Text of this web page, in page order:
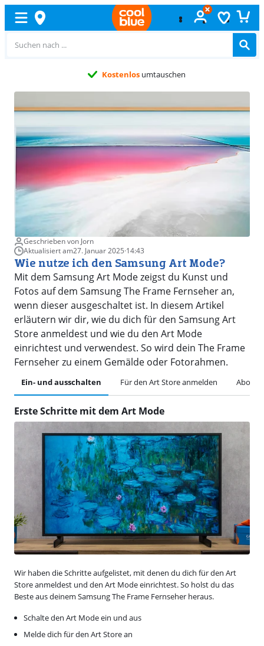
Kostenlos umtauschen
Geschrieben von Jorn
Aktualisiert am27. Januar 2025·14:43
Wie nutze ich den Samsung Art Mode?
Mit dem Samsung Art Mode zeigst du Kunst und
Fotos auf dem Samsung The Frame Fernseher an,
wenn dieser ausgeschaltet ist. In diesem Artikel
erläutern wir dir, wie du dich für den Samsung Art
Store anmeldest und wie du den Art Mode
einrichtest und verwendest. So wird dein The Frame
Fernseher zu einem Gemälde oder Fotorahmen.
Ein- und ausschalten Für den Art Store anmelden Abo
Erste Schritte mit dem Art Mode
Wir haben die Schritte aufgelistet, mit denen du dich für den Art
Store anmeldest und den Art Mode einrichtest. So holst du das
Beste aus deinem Samsung The Frame Fernseher heraus.
Schalte den Art Mode ein und aus
Melde dich für den Art Store an